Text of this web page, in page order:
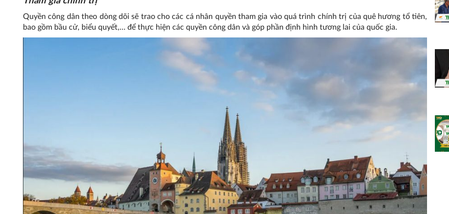
Quyền công dân theo dòng dõi sẽ trao cho các cá nhân quyền tham gia vào quá trình chính trị của quê hương tổ tiên,
bao gồm bầu cử, biểu quyết,… để thực hiện các quyền công dân và góp phần định hình tương lai của quốc gia.